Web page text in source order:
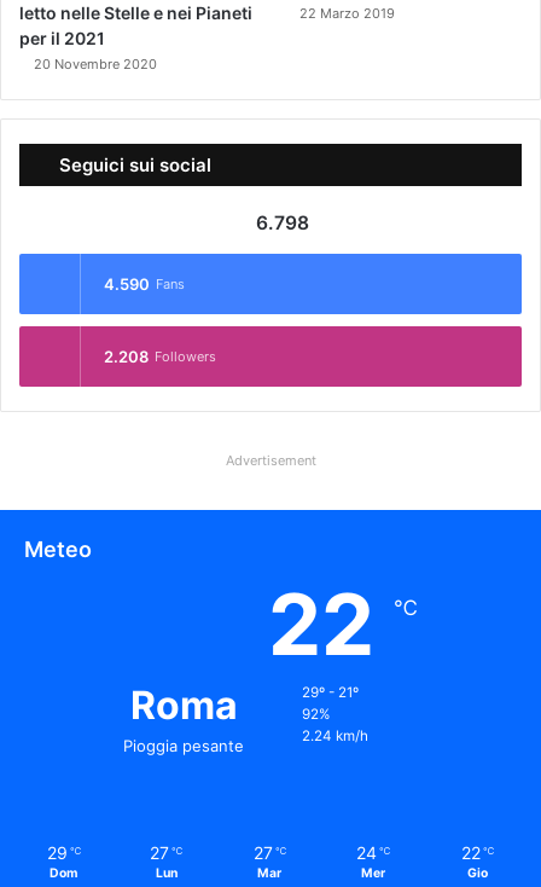
letto nelle Stelle e nei Pianeti
per il 2021
20 Novembre 2020
22 Marzo 2019
Seguici sui social
6.798
4.590 Fans
2.208 Followers
Advertisement
Meteo
Roma
Pioggia pesante
22 ℃
29º - 21º
92%
2.24 km/h
29 ℃
Dom
27 ℃
Lun
27 ℃
Mar
24 ℃
Mer
22 ℃
Gio